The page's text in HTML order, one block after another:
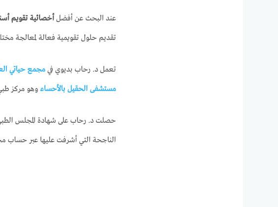
عند البحث عن أفضلأخصائية تقويم
تقديم حلول تقويمية فعالة لمعالجة
تعمل د. رحاب بديوي في مجمع حياتي
مستشفى الحقيل بالأحساء وهو مركز
الناجحة التي أشرفت عليها عبر حساب